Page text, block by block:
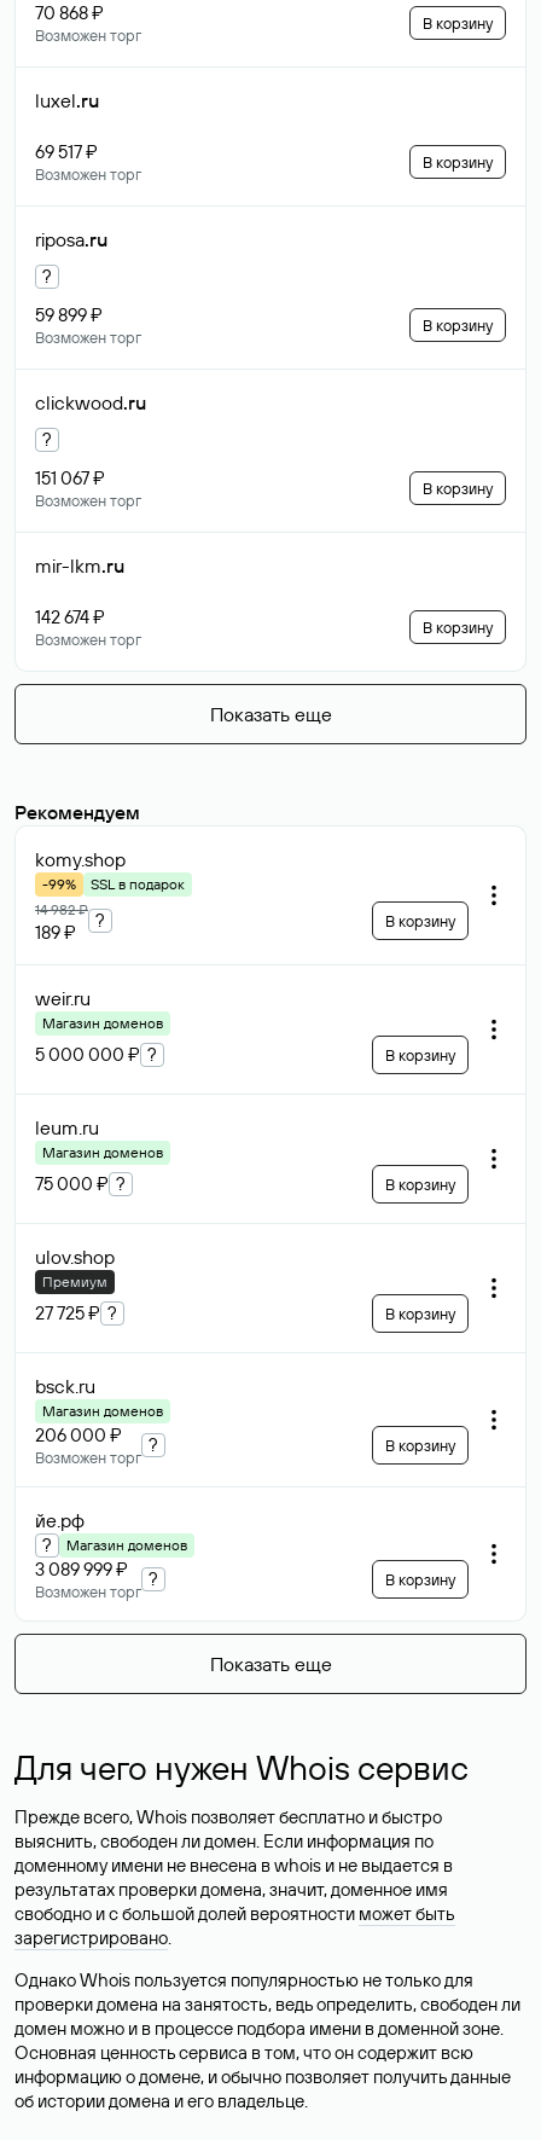
70 868 ₽
Возможен торг
В корзину
luxel.ru
69 517 ₽
Возможен торг
В корзину
riposa.ru
?
59 899 ₽
Возможен торг
В корзину
clickwood.ru
?
151 067 ₽
Возможен торг
В корзину
mir-lkm.ru
142 674 ₽
Возможен торг
В корзину
Показать еще
Рекомендуем
komy.shop
-99%
SSL в подарок
14 982 ₽
189 ₽
? В корзину
weir.ru
Магазин доменов
5 000 000 ₽ ? В корзину
leum.ru
Магазин доменов
75 000 ₽ ? В корзину
ulov.shop
Премиум
27 725 ₽ ? В корзину
bsck.ru
Магазин доменов
206 000 ₽
Возможен торг
? В корзину
йе.рф
? Магазин доменов
3 089 999 ₽
Возможен торг
? В корзину
Показать еще
Для чего нужен Whois сервис
Прежде всего, Whois позволяет бесплатно и быстро
выяснить, свободен ли домен. Если информация по
доменному имени не внесена в whois и не выдается в
результатах проверки домена, значит, доменное имя
свободно и с большой долей вероятности может быть
зарегистрировано.
Однако Whois пользуется популярностью не только для
проверки домена на занятость, ведь определить, свободен ли
домен можно и в процессе подбора имени в доменной зоне.
Основная ценность сервиса в том, что он содержит всю
информацию о домене, и обычно позволяет получить данные
об истории домена и его владельце.